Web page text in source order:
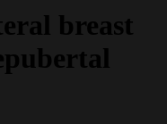
breast